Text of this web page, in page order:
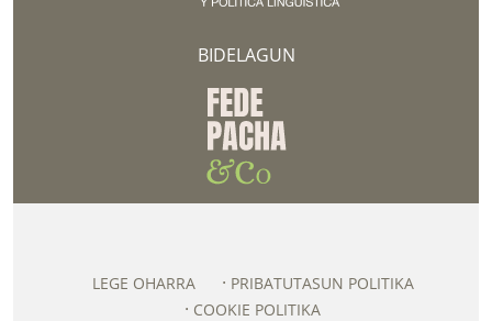
BIDELAGUN
LEGE OHARRA
PRIBATUTASUN POLITIKA
COOKIE POLITIKA